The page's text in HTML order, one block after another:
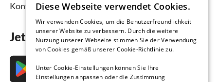
Kontakt
Jetzt die App downloaden
Diese Webseite verwendet Cookies.
Wir verwenden Cookies, um die Benutzerfreundlichkeit
unserer Website zu verbessern. Durch die weitere
Nutzung unserer Webseite stimmen Sie der Verwendung
von Cookies gemäß unserer Cookie-Richtlinie zu.
Unter Cookie-Einstellungen können Sie Ihre
Einstellungen anpassen oder die Zustimmung